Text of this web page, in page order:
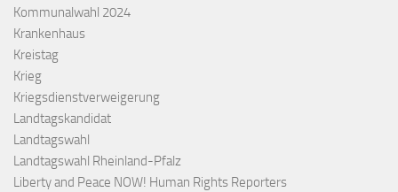
Kommunalwahl 2024
Krankenhaus
Kreistag
Krieg
Kriegsdienstverweigerung
Landtagskandidat
Landtagswahl
Landtagswahl Rheinland-Pfalz
Liberty and Peace NOW! Human Rights Reporters